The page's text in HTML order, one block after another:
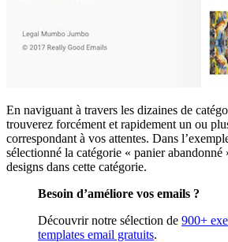
En naviguant à travers les dizaines de
trouverez forcément et rapidement un ou
correspondant à vos attentes. Dans
sélectionné la catégorie « panier
designs dans cette catégorie.
Besoin d’améliore vos emails ?
Découvrir notre sélection de 900+
templates email gratuits.